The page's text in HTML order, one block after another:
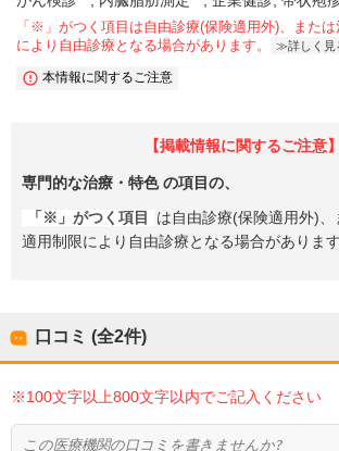
「※」がつく項目は自由診療(保険適用外)、また
により自由診療となる場合があります。
詳しく見
本情報に関するご注意
【掲載情報に関するご注意】
専門的な治療・特色の項目の、
「※」がつく項目
は自由診療(保険適用外)
適用制限により自由診療となる場合があります
口コミ (全2件)
※100文字以上800文字以内でご記入ください